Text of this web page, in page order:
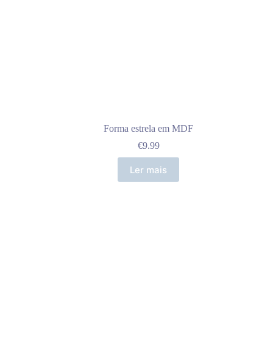
Forma estrela em MDF
€9.99
Ler mais